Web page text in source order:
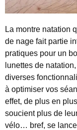
La montre natation
de nage fait partie
pratiques pour un
lunettes de
diverses
à optimiser vos
effet, de plus en
soucient plus de
vélo… bref, se